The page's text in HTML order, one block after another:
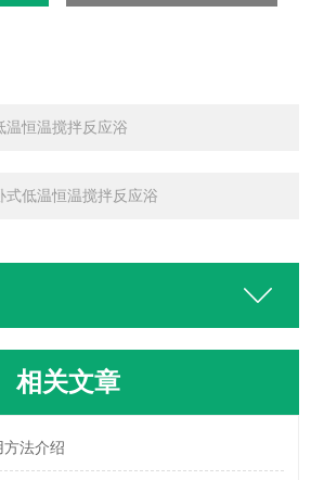
温恒温搅拌反应浴
式低温恒温搅拌反应浴
相关文章
法介绍